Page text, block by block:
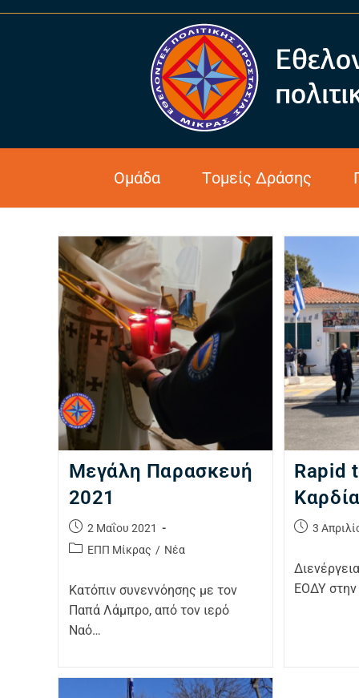
Ομάδα Τομείς Δράσης
Covid-19
Μεγάλη Παρασκευή
2021
2 Μαΐου 2021
ΕΠΠ Μίκρας / Νέα
Κατόπιν συνεννόησης με τον
Παπά Λάμπρο, από τον ιερό
Ναό…
Rapid
3
ΕΟΔΥ στην